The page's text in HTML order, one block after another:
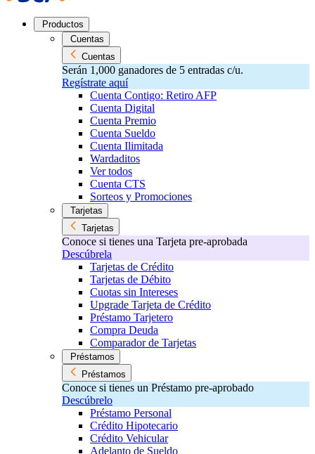
Productos
Cuentas
Cuentas
Serán 1,000 ganadores de 5 entradas c/u.
Regístrate aquí
Cuenta Contigo: Retiro AFP
Cuenta Digital
Cuenta Premio
Cuenta Sueldo
Cuenta Ilimitada
Wardaditos
Ver todos
Cuenta CTS
Sorteos y Promociones
Tarjetas
Tarjetas
Conoce si tienes una Tarjeta pre-aprobada
Descúbrela
Tarjetas de Crédito
Tarjetas de Débito
Cuotas sin Intereses
Upgrade Tarjeta de Crédito
Préstamo Tarjetero
Compra Deuda
Comparador de Tarjetas
Préstamos
Préstamos
Conoce si tienes un Préstamo pre-aprobado
Descúbrelo
Préstamo Personal
Crédito Hipotecario
Crédito Vehicular
Adelanto de Sueldo